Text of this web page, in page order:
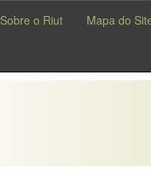
Sobre o Riut Mapa do